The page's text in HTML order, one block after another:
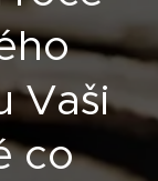
Vaši
co